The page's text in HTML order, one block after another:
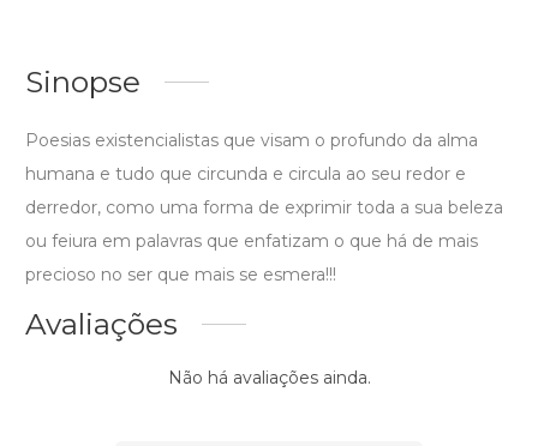
Sinopse
Poesias existencialistas que visam o profundo da alma
humana e tudo que circunda e circula ao seu redor e
derredor, como uma forma de exprimir toda a sua beleza
ou feiura em palavras que enfatizam o que há de mais
precioso no ser que mais se esmera!!!
Avaliações
Não há avaliações ainda.